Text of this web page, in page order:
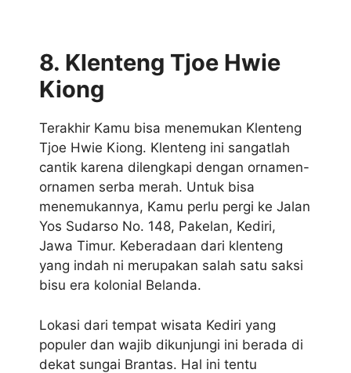
8. Klenteng Tjoe Hwie
Kiong
Terakhir Kamu bisa menemukan Klenteng
Tjoe Hwie Kiong. Klenteng ini sangatlah
cantik karena dilengkapi dengan ornamen-
ornamen serba merah. Untuk bisa
menemukannya, Kamu perlu pergi ke Jalan
Yos Sudarso No. 148, Pakelan, Kediri,
Jawa Timur. Keberadaan dari klenteng
yang indah ni merupakan salah satu saksi
bisu era kolonial Belanda.
Lokasi dari tempat wisata Kediri yang
populer dan wajib dikunjungi ini berada di
dekat sungai Brantas. Hal ini tentu